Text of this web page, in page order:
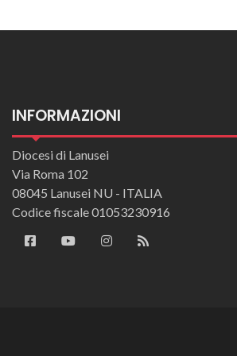
INFORMAZIONI
Diocesi di Lanusei
Via Roma 102
08045 Lanusei NU - ITALIA
Codice fiscale 01053230916